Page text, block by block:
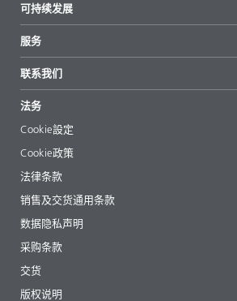
重点推荐
新闻
新闻和媒体
地区和分销商
展会和活动
可持续发展
可持续产品
成功案例
EcoVadis
认证
服务
起始配方
文章
电子书
法规事务
助剂指南 App
视频
下载
联系我们
法务
Cookie設定
Cookie政策
法律条款
销售及交货通用条款
数据隐私声明
采购条款
交货
版权说明